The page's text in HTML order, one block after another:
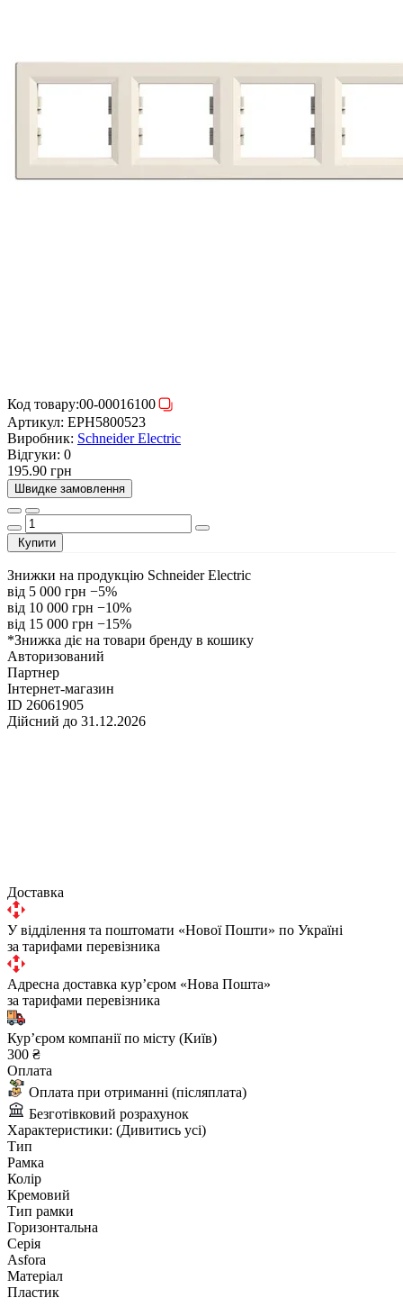
Код товару:00-00016100
Артикул: EPH5800523
Виробник: Schneider Electric
Відгуки: 0
195.90 грн
Швидке замовлення
Купити
Знижки на продукцію Schneider Electric
від 5 000 грн −5%
від 10 000 грн −10%
від 15 000 грн −15%
*Знижка діє на товари бренду в кошику
Авторизований
Партнер
Інтернет-магазин
ID 26061905
Дійсний до 31.12.2026
Доставка
У відділення та поштомати «Нової Пошти» по Україні
за тарифами перевізника
Адресна доставка курʼєром «Нова Пошта»
за тарифами перевізника
Курʼєром компанії по місту (Київ)
300 ₴
Оплата
Оплата при отриманні (післяплата)
Безготівковий розрахунок
Характеристики: (Дивитись усі)
Тип
Рамка
Колір
Кремовий
Тип рамки
Горизонтальна
Серія
Asfora
Матеріал
Пластик